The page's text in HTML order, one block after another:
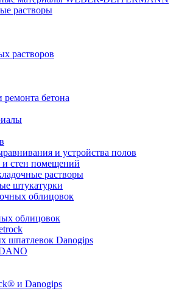
растворы
растворов
бетона
и устройства полов
и стен помещений
растворы
штукатурки
облицовок
облицовок
шпатлевок Danogips
и Danogips